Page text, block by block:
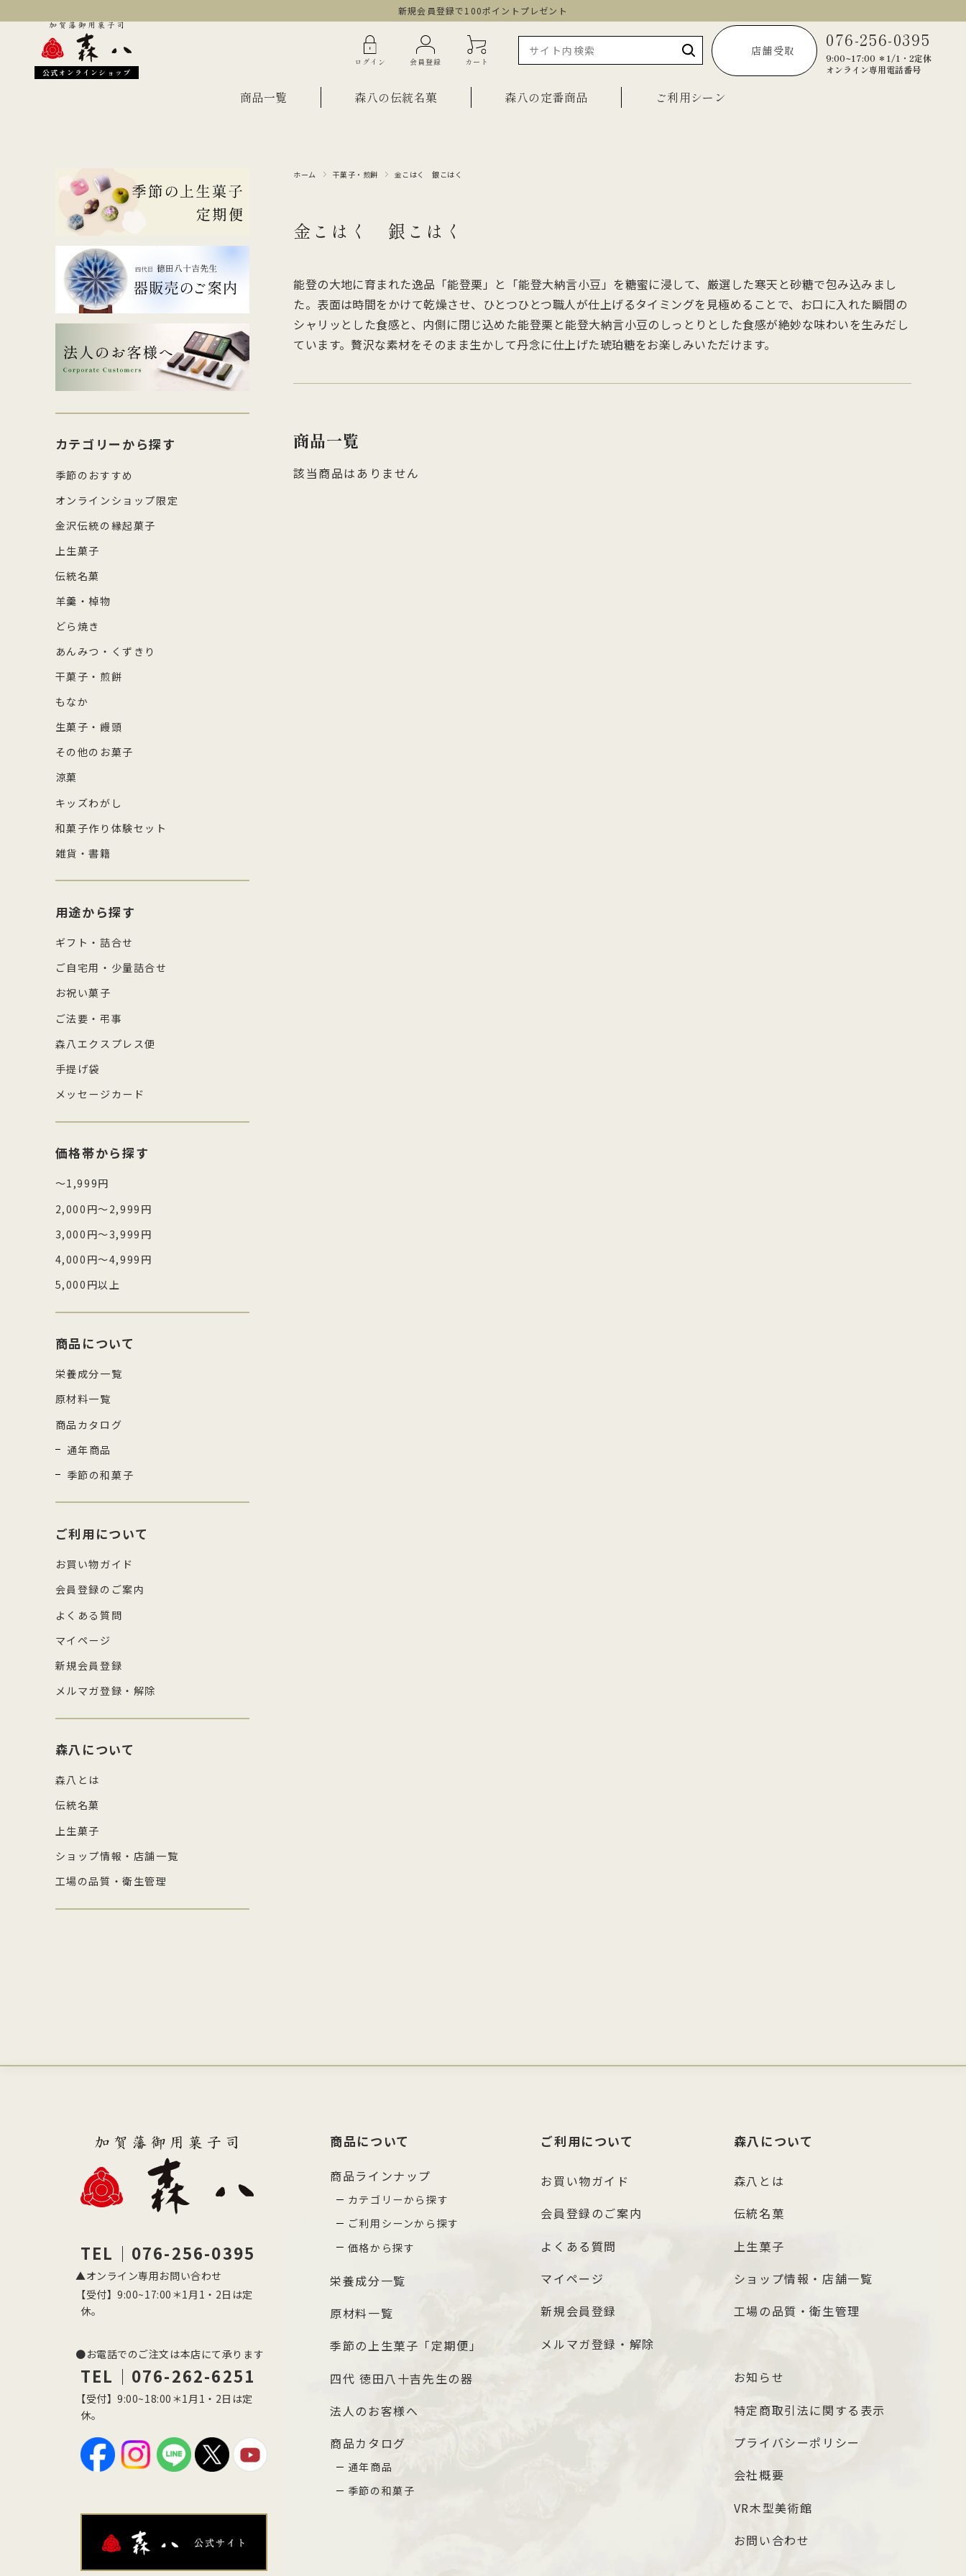
新規会員登録で100ポイントプレゼント
公式オンラインショップ
ログイン 会員登録 カート
店舗受取
076-256-0395
9:00~17:00 ＊1/1・2定休
オンライン専用電話番号
商品一覧
季節のおすすめ
金沢伝統の縁起菓子
伝統名菓
羊羹・棹物
どら焼き
もなか
生菓子・饅頭
その他のお菓子
涼菓
和菓子作り体験セット
雑貨・書籍
森八エクスプレス便
手提げ袋
メッセージカード
5,000円以上
森八の伝統名菓
長生殿
四百年間かわらぬ製法を守り続け日
本三名菓の随一と称えられておりま
す。
千歳
コクのあるこし餡を飴炊きのコシの
黒羊羹「玄」
純度の高い氷砂糖と極上の糸寒天を
黒羊羹「匠」
森八の昔ながらの黒羊羹。玄と比較
森八の定番商品
蛇玉もなか
森八の商標「蛇玉」を形にした、香
ばしい加賀のもなか種としっとりと
したこし餡が魅力
もち皮どら焼き 宝達
しっとりとしたもち皮に良質な国内
小型羊羹「粋」
お召上がりやすい形に仕上げた小型
宝達葛くずきり
400年の歴史を誇る「宝達葛」を用
ご利用シーン
ギフト・詰合せ ご自宅用・少量セット お祝い菓子 ご法要・弔事
ホーム 干菓子・煎餅 金こはく 銀こはく
金こはく 銀こはく
能登の大地に育まれた逸品「能登栗」と「能登大納言小豆」を糖蜜に浸して、厳選した寒天と砂糖で包み込みまし
た。表面は時間をかけて乾燥させ、ひとつひとつ職人が仕上げるタイミングを見極めることで、お口に入れた瞬間の
シャリッとした食感と、内側に閉じ込めた能登栗と能登大納言小豆のしっとりとした食感が絶妙な味わいを生みだし
ています。贅沢な素材をそのまま生かして丹念に仕上げた琥珀糖をお楽しみいただけます。
商品一覧
該当商品はありません
カテゴリーから探す
季節のおすすめ
オンラインショップ限定
金沢伝統の縁起菓子
上生菓子
伝統名菓
羊羹・棹物
どら焼き
あんみつ・くずきり
干菓子・煎餅
もなか
生菓子・饅頭
その他のお菓子
涼菓
キッズわがし
和菓子作り体験セット
雑貨・書籍
用途から探す
ギフト・詰合せ
ご自宅用・少量詰合せ
お祝い菓子
ご法要・弔事
森八エクスプレス便
手提げ袋
メッセージカード
価格帯から探す
～1,999円
2,000円～2,999円
3,000円～3,999円
4,000円～4,999円
5,000円以上
商品について
栄養成分一覧
原材料一覧
商品カタログ
通年商品
季節の和菓子
ご利用について
お買い物ガイド
会員登録のご案内
よくある質問
マイページ
新規会員登録
メルマガ登録・解除
森八について
森八とは
伝統名菓
上生菓子
ショップ情報・店舗一覧
工場の品質・衛生管理
TEL｜076-256-0395
▲オンライン専用お問い合わせ
【受付】9:00~17:00＊1月1・2日は定
休。
●お電話でのご注文は本店にて承ります
TEL｜076-262-6251
【受付】9:00~18:00＊1月1・2日は定
休。
商品について
商品ラインナップ
カテゴリーから探す
ご利用シーンから探す
価格から探す
栄養成分一覧
原材料一覧
季節の上生菓子「定期便」
四代 徳田八十吉先生の器
法人のお客様へ
商品カタログ
通年商品
季節の和菓子
ご利用について
お買い物ガイド
会員登録のご案内
よくある質問
マイページ
新規会員登録
メルマガ登録・解除
森八について
森八とは
伝統名菓
上生菓子
ショップ情報・店舗一覧
工場の品質・衛生管理
お知らせ
特定商取引法に関する表示
プライバシーポリシー
会社概要
VR木型美術館
お問い合わせ